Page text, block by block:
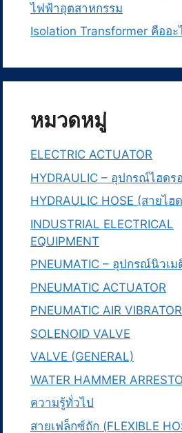
ไฟฟ้าอุตสาหกรรม
Isolation Transformer คืออะ
หมวดหมู่
ELECTRIC ACTUATOR
HYDRAULIC – อุปกรณ์ไฮดร
HYDRAULIC HOSE (สายไฮ
INDUSTRIAL ELECTRICAL
EQUIPMENT
PNEUMATIC – อุปกรณ์นิวเม
PNEUMATIC ACTUATOR
PNEUMATIC AIR VIBRATOR
SOLENOID VALVE
VALVE (GENERAL)
WATER HAMMER
ความรู้ทั่วไป
สายเฟล็กซ์ถัก (FLEXIBLE